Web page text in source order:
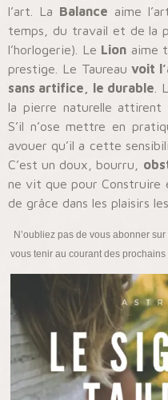
l’art. La Balance aime
temps, du travail et de la
l’horlogerie). Le Lion aime
prestige. Le Taureauvoit
sans artifice, le durable .
la pierre naturelle attirent
S’il n’ose mettre en
avouer qu’il a cette
C’est un doux, bourru,
ne vit que pour Construire
de grâce dans les plaisirs
N’oubliez pas de vous abonner sur
vous tenir au courant des